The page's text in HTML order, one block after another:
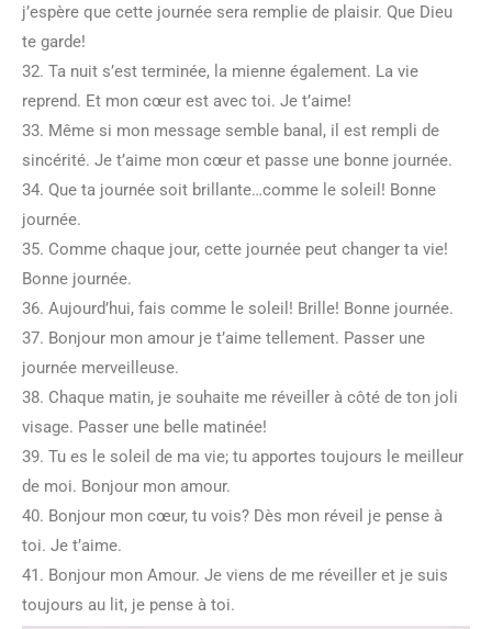
j’espère que cette journée sera remplie de plaisir. Que Dieu
te garde!
32. Ta nuit s’est terminée, la mienne également. La vie
reprend. Et mon cœur est avec toi. Je t’aime!
33. Même si mon message semble banal, il est rempli de
sincérité. Je t’aime mon cœur et passe une bonne journée.
34. Que ta journée soit brillante…comme le soleil! Bonne
journée.
35. Comme chaque jour, cette journée peut changer ta vie!
Bonne journée.
36. Aujourd’hui, fais comme le soleil! Brille! Bonne journée.
37. Bonjour mon amour je t’aime tellement. Passer une
journée merveilleuse.
38. Chaque matin, je souhaite me réveiller à côté de ton joli
visage. Passer une belle matinée!
39. Tu es le soleil de ma vie; tu apportes toujours le meilleur
de moi. Bonjour mon amour.
40. Bonjour mon cœur, tu vois? Dès mon réveil je pense à
toi. Je t’aime.
41. Bonjour mon Amour. Je viens de me réveiller et je suis
toujours au lit, je pense à toi.